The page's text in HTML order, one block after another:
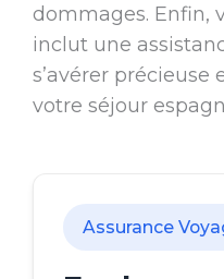
dommages. Enfin,
inclut une
s’avérer
votre séjour
Assurance